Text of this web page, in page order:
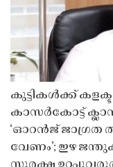
കുട്ടികൾക്ക്
കാസർകോട്ട്
‘ഓറൻജ് ജാഗ്രത
വേണം’; ഇഴ